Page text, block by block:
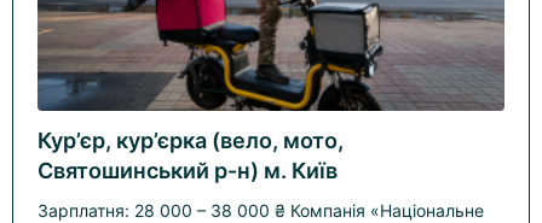
Кур’єр, кур’єрка (вело, мото,
Святошинський р-н) м. Київ
Зарплатня: 28 000 – 38 000 ₴ Компанія «Національне